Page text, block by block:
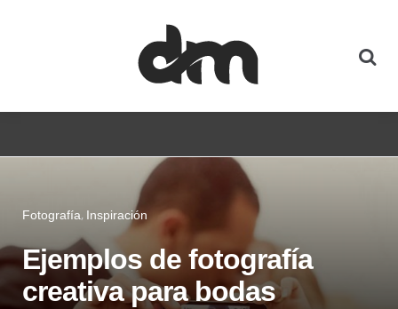
Fotografía Inspiración
Ejemplos de fotografía
creativa para bodas